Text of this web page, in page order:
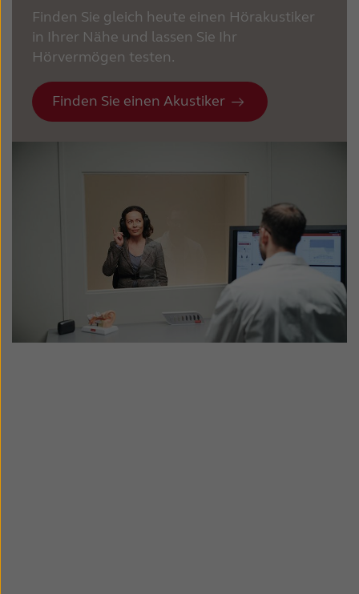
Finden Sie gleich heute einen Hörakustiker
in Ihrer Nähe und lassen Sie Ihr
Hörvermögen testen.
Finden Sie einen Akustiker